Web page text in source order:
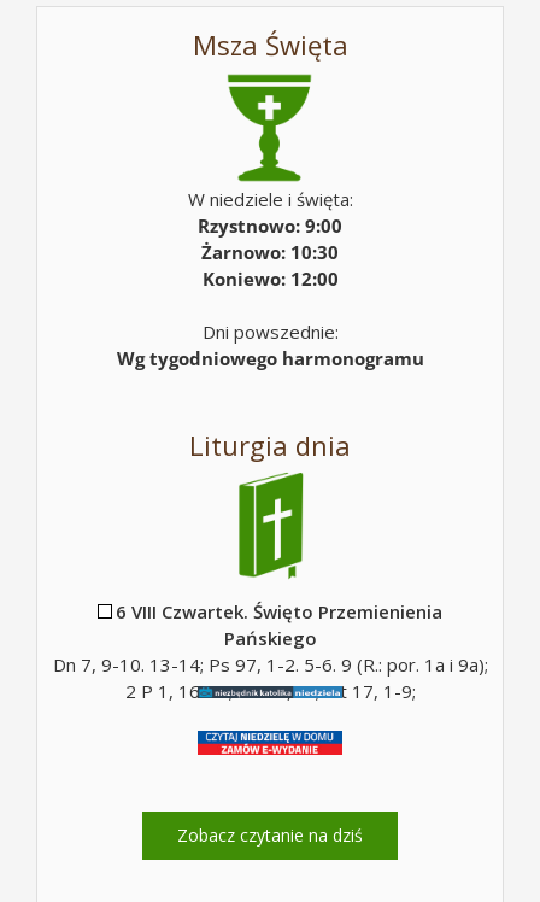
Msza Święta
W niedziele i święta:
Rzystnowo: 9:00
Żarnowo: 10:30
Koniewo: 12:00
Dni powszednie:
Wg tygodniowego harmonogramu
Liturgia dnia
6 VIII Czwartek. Święto Przemienienia
Pańskiego
Dn 7, 9-10. 13-14; Ps 97, 1-2. 5-6. 9 (R.: por. 1a i 9a);
2 P 1, 16-19; Mt 17, 5c; Mt 17, 1-9;
Zobacz czytanie na dziś